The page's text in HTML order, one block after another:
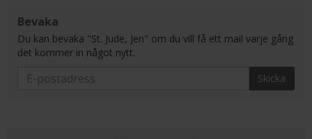
Bevaka
Du kan bevaka "St. Jude, Jen" om du vill få ett mail varje gång
det kommer in något nytt.
Skicka